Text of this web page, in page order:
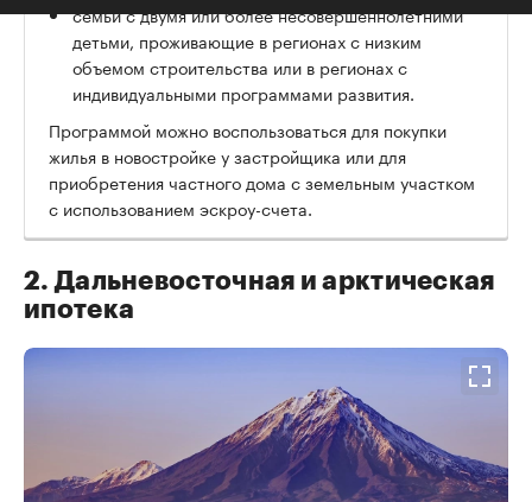
семьи с двумя или более несовершеннолетними
детьми, проживающие в регионах с низким
объемом строительства или в регионах с
индивидуальными программами развития.
Программой можно воспользоваться для покупки
жилья в новостройке у застройщика или для
приобретения частного дома с земельным участком
с использованием эскроу-счета.
2. Дальневосточная и арктическая
ипотека